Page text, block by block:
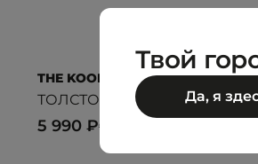
THE KOOPLES
ТОЛСТОВКА The Kooples
9 990 ₽
5 990 ₽
Твой
Да, я